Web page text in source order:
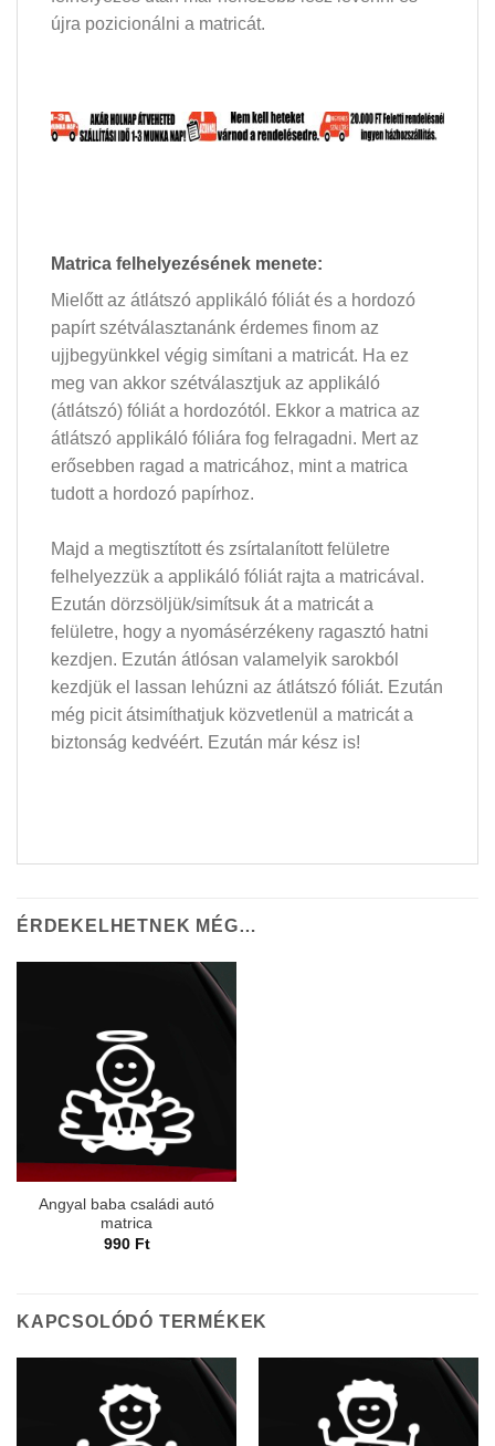
újra pozicionálni a matricát.
Matrica felhelyezésének menete:
Mielőtt az átlátszó applikáló fóliát és a hordozó
papírt szétválasztanánk érdemes finom az
ujjbegyünkkel végig simítani a matricát. Ha ez
meg van akkor szétválasztjuk az applikáló
(átlátszó) fóliát a hordozótól. Ekkor a matrica az
átlátszó applikáló fóliára fog felragadni. Mert az
erősebben ragad a matricához, mint a matrica
tudott a hordozó papírhoz.
Majd a megtisztított és zsírtalanított felületre
felhelyezzük a applikáló fóliát rajta a matricával.
Ezután dörzsöljük/simítsuk át a matricát a
felületre, hogy a nyomásérzékeny ragasztó hatni
kezdjen. Ezután átlósan valamelyik sarokból
kezdjük el lassan lehúzni az átlátszó fóliát. Ezután
még picit átsimíthatjuk közvetlenül a matricát a
biztonság kedvéért. Ezután már kész is!
ÉRDEKELHETNEK MÉG…
Angyal baba családi autó
matrica
990 Ft
KAPCSOLÓDÓ TERMÉKEK